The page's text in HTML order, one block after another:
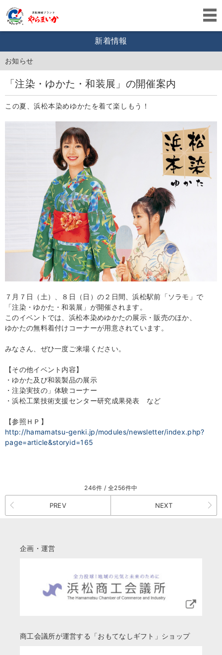
新着情報
お知らせ
「注染・ゆかた・和装展」の開催案内
この夏、浜松本染めゆかたを着て楽しもう！
７月７日（土）、８日（日）の２日間、浜松駅前「ソラモ」で
「注染・ゆかた・和装展」が開催されます。
このイベントでは、浜松本染めゆかたの展示・販売のほか、
ゆかたの無料着付けコーナーが用意されています。
みなさん、ぜひ一度ご来場ください。
【その他イベント内容】
・ゆかた及び和装製品の展示
・注染実技の」体験コーナー
・浜松工業技術支援センター研究成果発表 など
【参照ＨＰ】
http://hamamatsu-genki.jp/modules/newsletter/index.php?
page=article&storyid=165
246件 / 全256件中
PREV NEXT
企画・運営
商工会議所が運営する「おもてなしギフト」ショップ